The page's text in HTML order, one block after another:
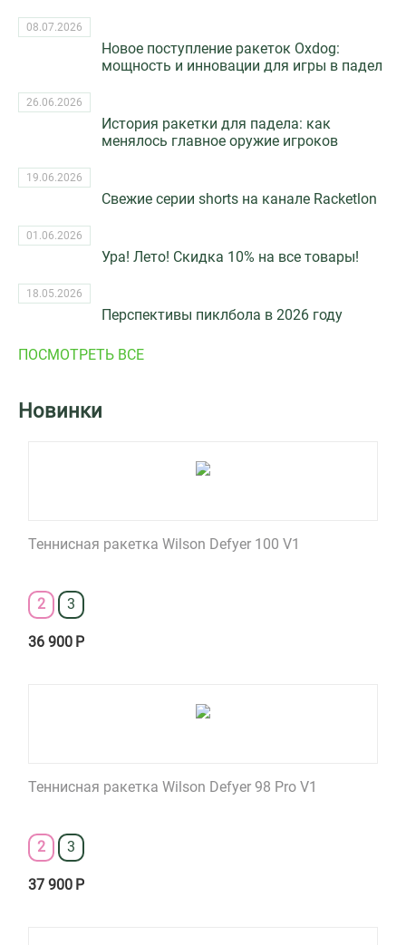
08.07.2026
Новое поступление ракеток Oxdog:
мощность и инновации для игры в падел
26.06.2026
История ракетки для падела: как
менялось главное оружие игроков
19.06.2026
Свежие серии shorts на канале Racketlon
01.06.2026
Ура! Лето! Скидка 10% на все товары!
18.05.2026
Перспективы пиклбола в 2026 году
ПОСМОТРЕТЬ ВСЕ
Новинки
Теннисная ракетка Wilson Defyer 100 V1
2 3
36 900 Р
Теннисная ракетка Wilson Defyer 98 Pro V1
2 3
37 900 Р